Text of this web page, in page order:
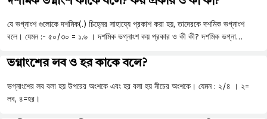
যে ভগ্নাংশ গুলোকে দশমিক(.) চিহ্নের সাহায্যে প্রকাশ করা হয়, তাদেরকে দশমিক ভগ্নাংশ
বলে। যেমন :- ৫০/৩০ = ১.৬ । দশমিক ভগ্নাংশ কয় প্রকার ও কী কী? দশমিক ভগ্না…
ভগ্নাংশের লব ও হর কাকে বলে?
ভগ্নাংশের লব বলা হয় উপরের অংশকে এবং হর বলা হয় নীচের অংশকে। যেমন : ২/৪ । ২=
লব, ৪=হর।